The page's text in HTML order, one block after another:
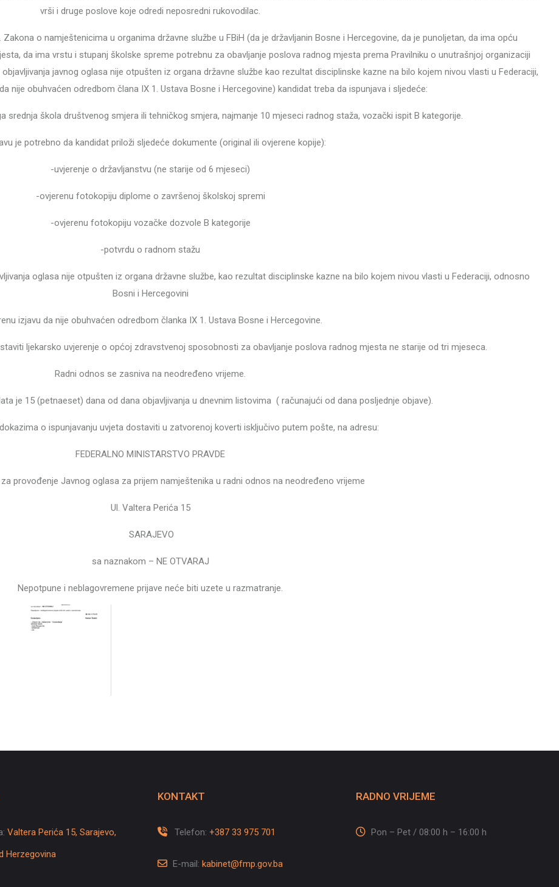
vrši i druge poslove koje odredi neposredni rukovodilac.
o namještenicima u organima državne službe u FBiH (da je državljanin Bosne i Hercegovine, da je punoljetan, da ima opću
da ima vrstu i stupanj školske spreme potrebnu za obavljanje poslova radnog mjesta prema Pravilniku o unutrašnjoj organizaciji
javnog oglasa nije otpušten iz organa državne službe kao rezultat disciplinske kazne na bilo kojem nivou vlasti u Federaciji,
nije obuhvaćen odredbom člana IX 1. Ustava Bosne i Hercegovine) kandidat treba da ispunjava i sljedeće:
srednja škola društvenog smjera ili tehničkog smjera, najmanje 10 mjeseci radnog staža, vozački ispit B kategorije.
je potrebno da kandidat priloži sljedeće dokumente (original ili ovjerene kopije):
-uvjerenje o državljanstvu (ne starije od 6 mjeseci)
-ovjerenu fotokopiju diplome o završenoj školskoj spremi
-ovjerenu fotokopiju vozačke dozvole B kategorije
-potvrdu o radnom stažu
oglasa nije otpušten iz organa državne službe, kao rezultat disciplinske kazne na bilo kojem nivou vlasti u Federaciji, odnosno
Bosni i Hercegovini
izjavu da nije obuhvaćen odredbom članka IX 1. Ustava Bosne i Hercegovine.
ljekarsko uvjerenje o općoj zdravstvenoj sposobnosti za obavljanje poslova radnog mjesta ne starije od tri mjeseca.
Radni odnos se zasniva na neodređeno vrijeme.
je 15 (petnaeset) dana od dana objavljivanja u dnevnim listovima ( računajući od dana posljednje objave).
o ispunjavanju uvjeta dostaviti u zatvorenoj koverti isključivo putem pošte, na adresu:
FEDERALNO MINISTARSTVO PRAVDE
Javnog oglasa za prijem namještenika u radni odnos na neodređeno vrijeme
Ul. Valtera Perića 15
SARAJEVO
sa naznakom – NE OTVARAJ
Nepotpune i neblagovremene prijave neće biti uzete u razmatranje.
Valtera Perića 15, Sarajevo,
Herzegovina
KONTAKT
Telefon: +387 33 975 701
E-mail: kabinet@fmp.gov.ba
RADNO VRIJEME
Pon – Pet / 08:00 h – 16:00 h